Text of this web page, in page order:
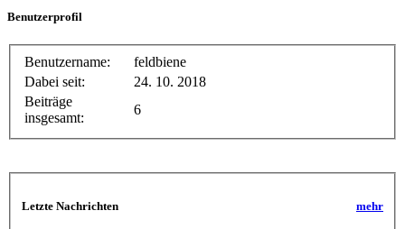
Benutzerprofil
Benutzername:
feldbiene
Dabei seit:
24. 10. 2018
Beiträge
insgesamt:
6
Letzte Nachrichten mehr